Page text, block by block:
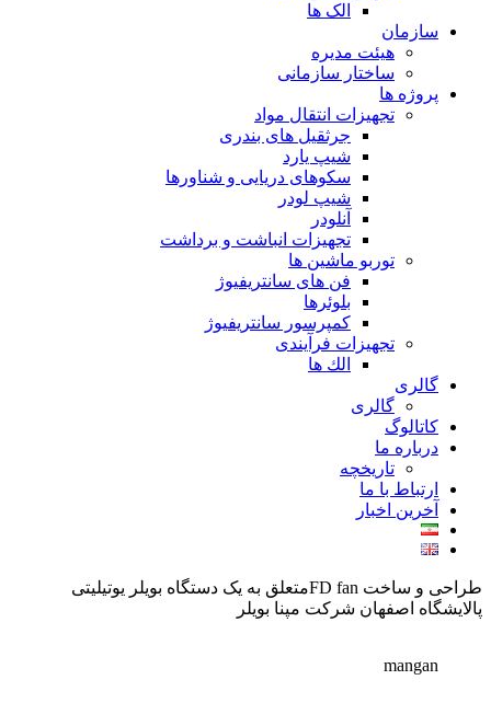
الک ها
سازمان
هيئت مديره
ساختار سازمانی
پروژه ها
تجهيزات انتقال مواد
جرثقيل های بندری
شيپ يارد
سكوهای دريايی و شناورها
شيپ لودر
آنلودر
تجهيزات انباشت و برداشت
توربو ماشين ها
فن های سانتريفيوژ
بلوئرها
کمپرسور سانتریفیوژ
تجهیزات فرآیندی
الك ها
گالری
گالری
کاتالوگ
درباره ما
تاريخچه
ارتباط با ما
آخرین اخبار
طراحی و ساخت FD fanمتعلق به یک دستگاه بویلر یوتیلیتی
پالایشگاه اصفهان شرکت مپنا بویلر
mangan